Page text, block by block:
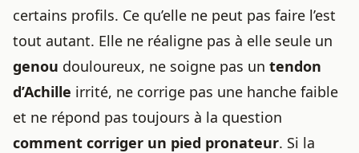
certains profils. Ce qu’elle ne peut pas faire l’est
tout autant. Elle ne réaligne pas à elle seule un
genou douloureux, ne soigne pas un tendon
d’Achille irrité, ne corrige pas une hanche faible
et ne répond pas toujours à la question
comment corriger un pied pronateur. Si la